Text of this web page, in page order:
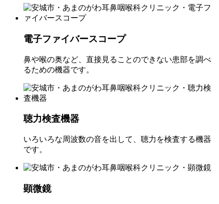
電子ファイバースコープ
鼻や喉の奥など、直接見ることのできない患部を調べ
るための機器です。
聴力検査機器
いろいろな周波数の音を出して、聴力を検査する機器
です。
顕微鏡